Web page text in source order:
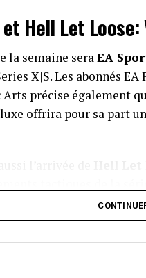
et Hell Let
la semaine seraEA
X|S. Les abonnés
précise également
offrira pour sa part
des tunnels, des
X|S et compatible
le Game Pass